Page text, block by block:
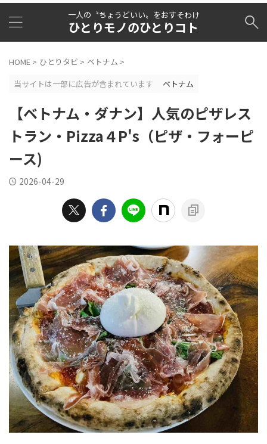
一人の〝ちょうどいい〟をおすそわけ
ひとりモノのひとりコト
HOME > ひとりタビ > ベトナム >
当サイトは一部に広告が含まれています
ベトナム
【ベトナム・ダナン】人気のピザレス
トラン・Pizza４P's（ピザ・フォーピ
ース)
2026-04-29